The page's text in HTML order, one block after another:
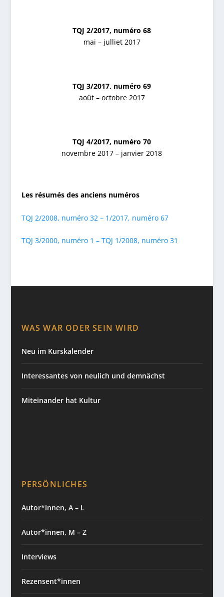
TQJ 2/2017, numéro 68
mai – julliet 2017
TQJ 3/2017, numéro 69
août – octobre 2017
TQJ 4/2017, numéro 70
novembre 2017 – janvier 2018
Les résumés des anciens numéros
TQJ 2/2008, numéro 32 – 1/2017, numéro 67
TQJ 3/2000, numéro 1 – TQJ 1/2008, numéro 31
WAS WAR ODER SEIN WIRD
Neu im Kurskalender
Interessantes von neulich und demnächst
Miteinander hat Kultur
PERSÖNLICHES
Autor*innen, A – L
Autor*innen, M – Z
Interviews
Rezensent*innen